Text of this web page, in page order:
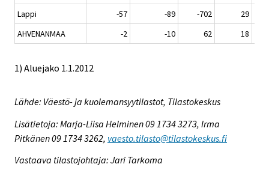
Lappi
-57 -89 -702
29
AHVENANMAA
-2 -10 62 18
1) Aluejako 1.1.2012
Lähde: Väestö- ja kuolemansyytilastot, Tilastokeskus
Lisätietoja: Marja-Liisa Helminen 09 1734 3273, Irma
Pitkänen 09 1734 3262, vaesto.tilasto@tilastokeskus.fi
Vastaava tilastojohtaja: Jari Tarkoma